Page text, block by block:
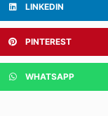
LINKEDIN
PINTEREST
WHATSAPP